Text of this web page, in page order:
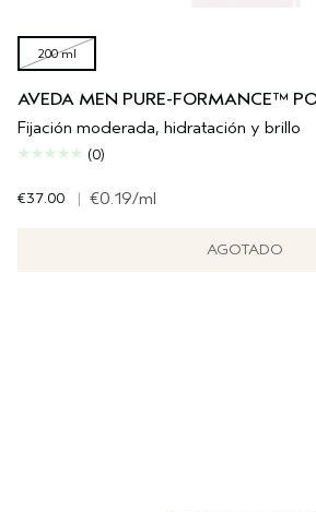
200 ml
AVEDA MEN PURE-FORMANCE™
Fijación moderada, hidratación y brillo
(0)
€37.00 | €0.19/ml
AGOTADO